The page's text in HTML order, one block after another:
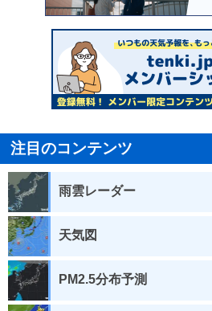
注目のコンテンツ
雨雲レーダー
天気図
PM2.5分布予測